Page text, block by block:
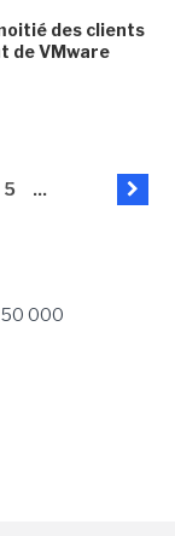
des clients
de VMware
5 ...
50 000